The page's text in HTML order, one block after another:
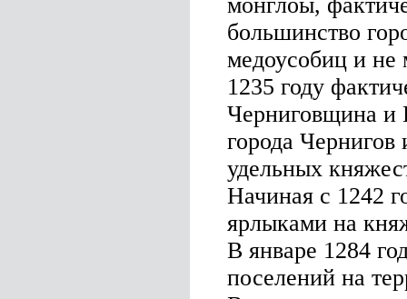
большинство
медоусобиц и не
1235 году
Черниговщина и
города Чернигов
удельных
Начиная с 1242
ярлыками на
В январе 1284
поселений на